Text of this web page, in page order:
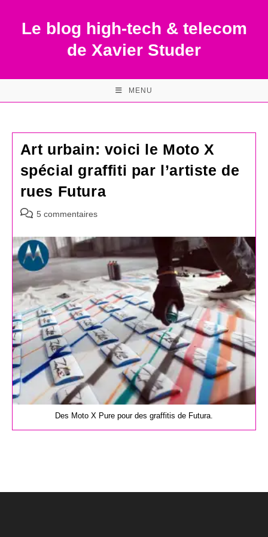
contentLe blog high-tech & telecom
de Xavier Studer
MENU
Art urbain: voici le Moto X
spécial graffiti par l’artiste de
rues Futura
Commentaires
la
publication :
5 commentaires
Des Moto X Pure pour des graffitis de Futura.